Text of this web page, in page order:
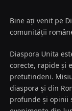
Bine ați venit pe
comunității
Diaspora Unita
corecte, rapide și
pretutindeni.
diaspora și din
profunde și opinii